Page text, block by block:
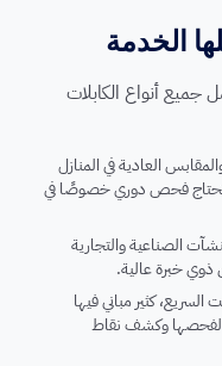
الخدمة
أنواع الكابلات
العادية في المنازل
وتحتاج فحص دوري خصوصًا في
الصناعية والتجارية
خبرة عالية.
السريع، كثير مباني فيها
لفحصها وكشف نقاط